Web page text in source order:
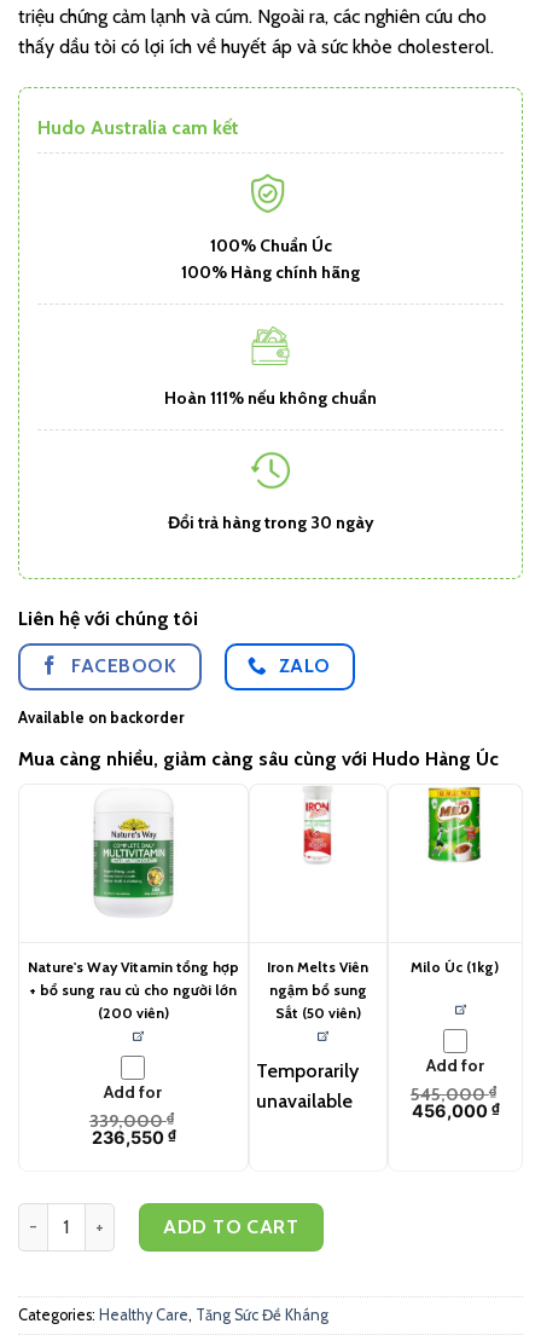
triệu chứng cảm lạnh và cúm. Ngoài ra, các nghiên cứu cho
thấy dầu tỏi có lợi ích về huyết áp và sức khỏe cholesterol.
Hudo Australia cam kết
100% Chuẩn Úc
100% Hàng chính hãng
Hoàn 111% nếu không chuẩn
Đổi trả hàng trong 30 ngày
Liên hệ với chúng tôi
FACEBOOK ZALO
Available on backorder
Mua càng nhiều, giảm càng sâu cùng với Hudo Hàng Úc
Nature's Way Vitamin tổng hợp
+ bổ sung rau củ cho người lớn
(200 viên)
Add for
339,000₫
236,550₫
Iron Melts Viên
ngậm bổ sung
Sắt (50 viên)
Temporarily
unavailable
Milo Úc (1kg)
Add for
545,000₫
456,000 ₫
Healthy Care Viên uống tinh dầu tỏi tăng sức đề kháng 5000mg
ADD TO CART
Categories: Healthy Care, Tăng Sức Đề Kháng